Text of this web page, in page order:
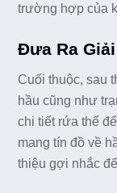
trường hợp của
Đưa Ra
Cuối thuộc, sau
hầu cũng như
chi tiết rứa thể
mang tín đồ về
thiệu gợi nhắc